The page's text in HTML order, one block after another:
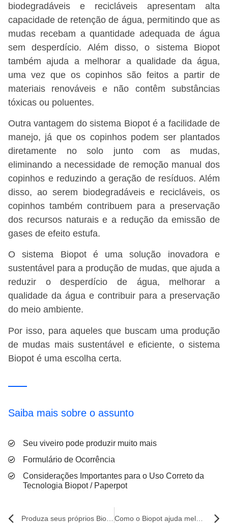
biodegradáveis e recicláveis apresentam alta
capacidade de retenção de água, permitindo que as
mudas recebam a quantidade adequada de água
sem desperdício. Além disso, o sistema Biopot
também ajuda a melhorar a qualidade da água,
uma vez que os copinhos são feitos a partir de
materiais renováveis e não contêm substâncias
tóxicas ou poluentes.
Outra vantagem do sistema Biopot é a facilidade de
manejo, já que os copinhos podem ser plantados
diretamente no solo junto com as mudas,
eliminando a necessidade de remoção manual dos
copinhos e reduzindo a geração de resíduos. Além
disso, ao serem biodegradáveis e recicláveis, os
copinhos também contribuem para a preservação
dos recursos naturais e a redução da emissão de
gases de efeito estufa.
O sistema Biopot é uma solução inovadora e
sustentável para a produção de mudas, que ajuda a
reduzir o desperdício de água, melhorar a
qualidade da água e contribuir para a preservação
do meio ambiente.
Por isso, para aqueles que buscam uma produção
de mudas mais sustentável e eficiente, o sistema
Biopot é uma escolha certa.
Saiba mais sobre o assunto
Seu viveiro pode produzir muito mais
Formulário de Ocorrência
Considerações Importantes para o Uso Correto da
Tecnologia Biopot / Paperpot
Como o Biopot ajuda melhorar a qualidade do solo